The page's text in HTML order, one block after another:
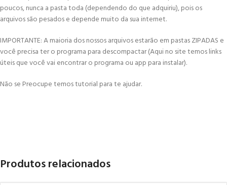
poucos, nunca a pasta toda (dependendo do que adquiriu), pois os
arquivos são pesados e depende muito da sua internet.
IMPORTANTE: A maioria dos nossos arquivos estarão em pastas ZIPADAS e
você precisa ter o programa para descompactar (Aqui no site temos links
úteis que você vai encontrar o programa ou app para instalar).
Não se Preocupe temos tutorial para te ajudar.
Produtos relacionados